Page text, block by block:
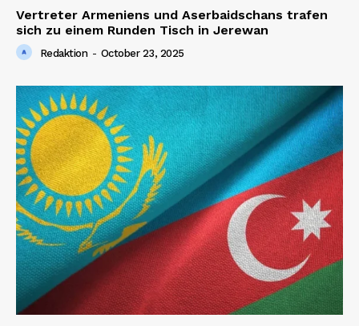
Vertreter Armeniens und Aserbaidschans trafen
sich zu einem Runden Tisch in Jerewan
Redaktion - October 23, 2025